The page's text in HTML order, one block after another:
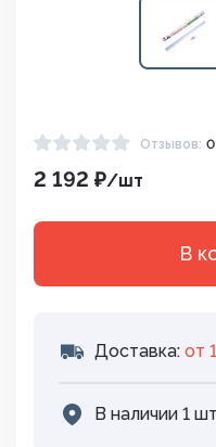
Отзывов: 0
2 192 ₽/шт
В
Доставка: от
В наличии 1